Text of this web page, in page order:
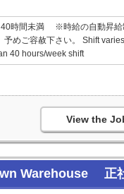
時間未満 ※時給の自動昇給
めご容赦下さい。 Shift
40 hours/week shift
Warehouse